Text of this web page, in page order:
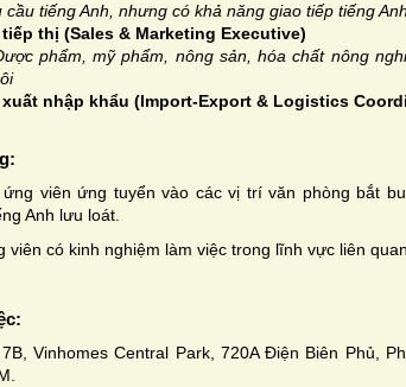
cầu tiếng Anh, nhưng có khả năng giao tiếp tiếng
thị (Sales & Marketing Executive)
phẩm, mỹ phẩm, nông sản, hóa chất nông
xuất nhập khẩu (Import-Export & Logistics
viên ứng tuyển vào các vị trí văn phòng bắt
Anh lưu loát.
viên có kinh nghiệm làm việc trong lĩnh vực liên
Vinhomes Central Park, 720A Điện Biên Phủ,